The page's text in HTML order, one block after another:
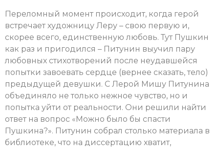
Переломный момент происходит, когда герой
встречает художницу Леру – свою первую и,
скорее всего, единственную любовь. Тут Пушкин
как раз и пригодился – Питунин выучил пару
любовных стихотворений после неудавшейся
попытки завоевать сердце (вернее сказать, тело)
предыдущей девушки. С Лерой Мишу Питунина
объединяло не только нежное чувство, но и
попытка уйти от реальности. Они решили найти
ответ на вопрос «Можно было бы спасти
Пушкина?». Питунин собрал столько материала в
библиотеке, что на диссертацию хватит,